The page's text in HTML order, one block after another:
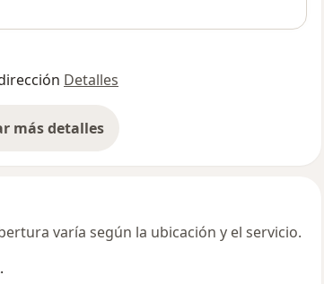
Detalles
más detalles
sobre la dirección
varía según la ubicación y el servicio.